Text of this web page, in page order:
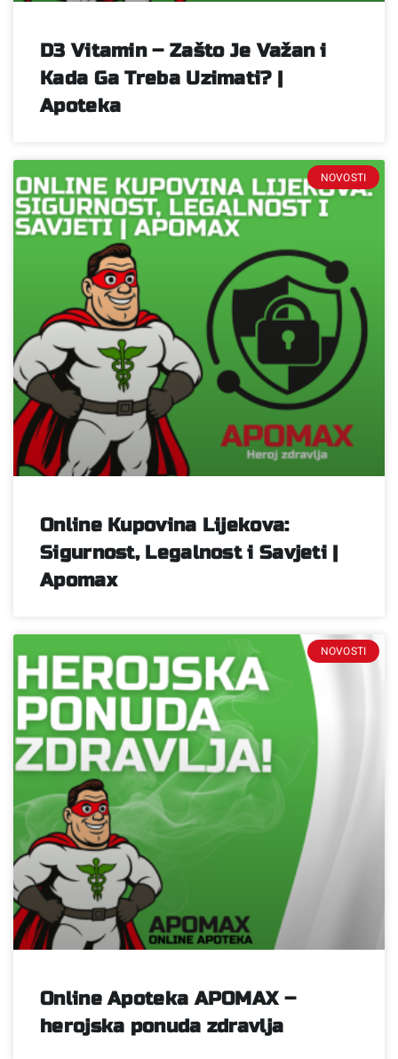
D3 Vitamin – Zašto Je Važan i
Kada Ga Treba Uzimati? |
Apoteka
NOVOSTI
Online Kupovina Lijekova:
Sigurnost, Legalnost i Savjeti |
Apomax
NOVOSTI
Online Apoteka APOMAX –
herojska ponuda zdravlja